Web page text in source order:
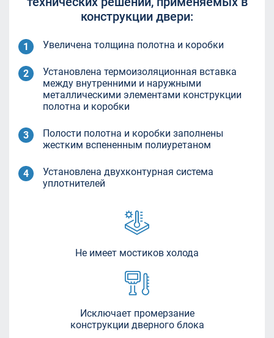
конструкции двери:
Увеличена толщина полотна и коробки
Установлена термоизоляционная вставка
между внутренними и наружными
металлическими элементами конструкции
полотна и коробки
Полости полотна и коробки заполнены
жестким вспененным полиуретаном
Установлена двухконтурная система
уплотнителей
Не имеет мостиков холода
Исключает промерзание
конструкции дверного блока